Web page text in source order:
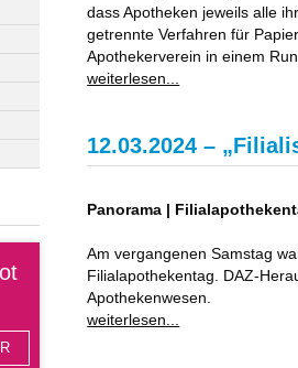
dass Apotheken jeweils alle
getrennte Verfahren für
Apothekerverein in einem
weiterlesen...
12.03.2024 –
Panorama |
Am vergangenen Samstag
Filialapothekentag. DAZ-
Apothekenwesen.
weiterlesen...